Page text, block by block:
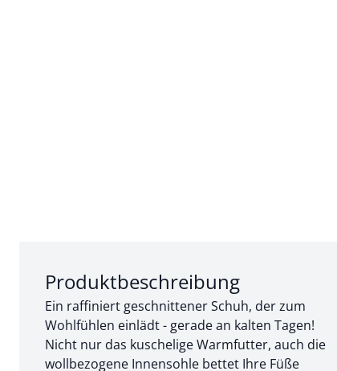
Abschnitt 1 von 3:
Produktbeschreibung
Ein raffiniert geschnittener Schuh, der zum
Wohlfühlen einlädt - gerade an kalten Tagen!
Nicht nur das kuschelige Warmfutter, auch die
wollbezogene Innensohle bettet Ihre Füße